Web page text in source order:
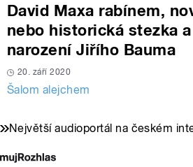
David Maxa rabínem,
nebo historická stezka
narození Jiřího Bauma
20. září 2020
Šalom alejchem
Největší audioportál na českém